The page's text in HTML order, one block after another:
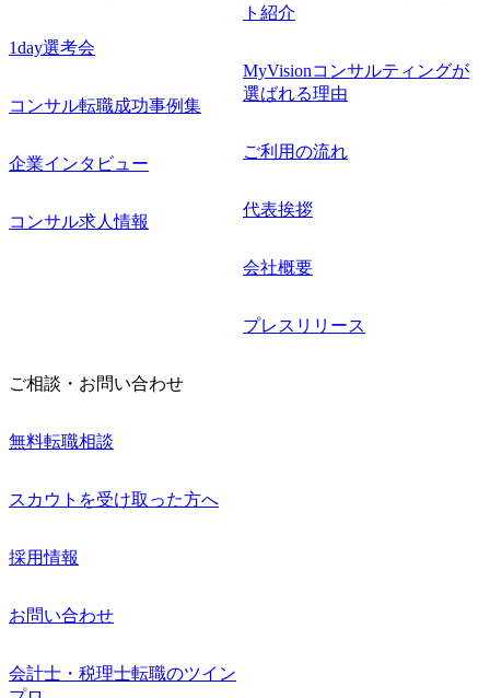
1day選考会
コンサル転職成功事例集
企業インタビュー
コンサル求人情報
ト紹介
MyVisionコンサルティングが
選ばれる理由
ご利用の流れ
代表挨拶
会社概要
プレスリリース
ご相談・お問い合わせ
無料転職相談
スカウトを受け取った方へ
採用情報
お問い合わせ
会計士・税理士転職のツイン